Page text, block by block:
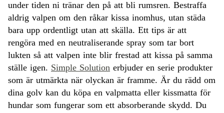
under tiden ni tränar den på att bli rumsren. Bestraffa
aldrig valpen om den råkar kissa inomhus, utan städa
bara upp ordentligt utan att skälla. Ett tips är att
rengöra med en neutraliserande spray som tar bort
lukten så att valpen inte blir frestad att kissa på samma
ställe igen. Simple Solution erbjuder en serie produkter
som är utmärkta när olyckan är framme. Är du rädd om
dina golv kan du köpa en valpmatta eller kissmatta för
hundar som fungerar som ett absorberande skydd. Du